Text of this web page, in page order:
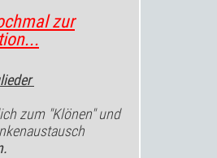
zur
zum "Klönen" und